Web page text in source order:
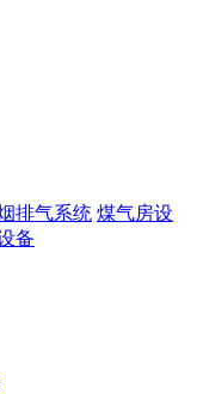
排气系统 煤气房设
备